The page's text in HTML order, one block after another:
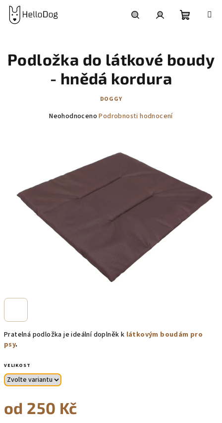
Přejít
obsah
košík
Pratelná podložka je ideální doplněk k látkovým boudám pro
psy.
VELIKOST
od 250 Kč
Podložka do látkové boudy
- hnědá kordura
DOGGY
Průměrné
Neohodnoceno Podrobnosti hodnocení